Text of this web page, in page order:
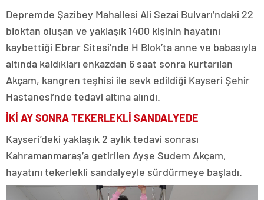
Depremde Şazibey Mahallesi Ali Sezai Bulvarı’ndaki 22
bloktan oluşan ve yaklaşık 1400 kişinin hayatını
kaybettiği Ebrar Sitesi’nde H Blok’ta anne ve babasıyla
altında kaldıkları enkazdan 6 saat sonra kurtarılan
Akçam, kangren teşhisi ile sevk edildiği Kayseri Şehir
Hastanesi’nde tedavi altına alındı.
İKİ AY SONRA TEKERLEKLİ SANDALYEDE
Kayseri’deki yaklaşık 2 aylık tedavi sonrası
Kahramanmaraş’a getirilen Ayşe Sudem Akçam,
hayatını tekerlekli sandalyeyle sürdürmeye başladı.